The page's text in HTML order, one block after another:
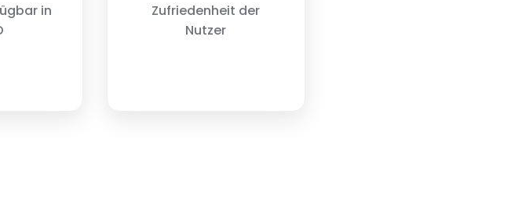
in
Zufriedenheit der
Nutzer